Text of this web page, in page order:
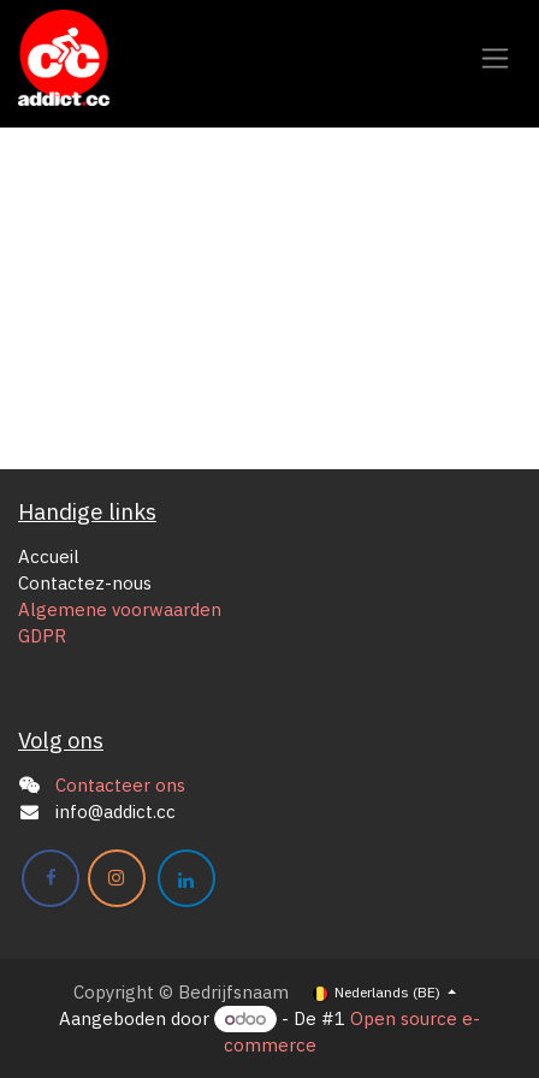
Overslaan naar inhoud
Handige links
Accueil
Contactez-nous
Algemene voorwaarden
GDPR
Volg ons
Contacteer ons
info@addict.cc
Copyright © Bedrijfsnaam Nederlands (BE)
Aangeboden door - De #1 Open source e-
commerce